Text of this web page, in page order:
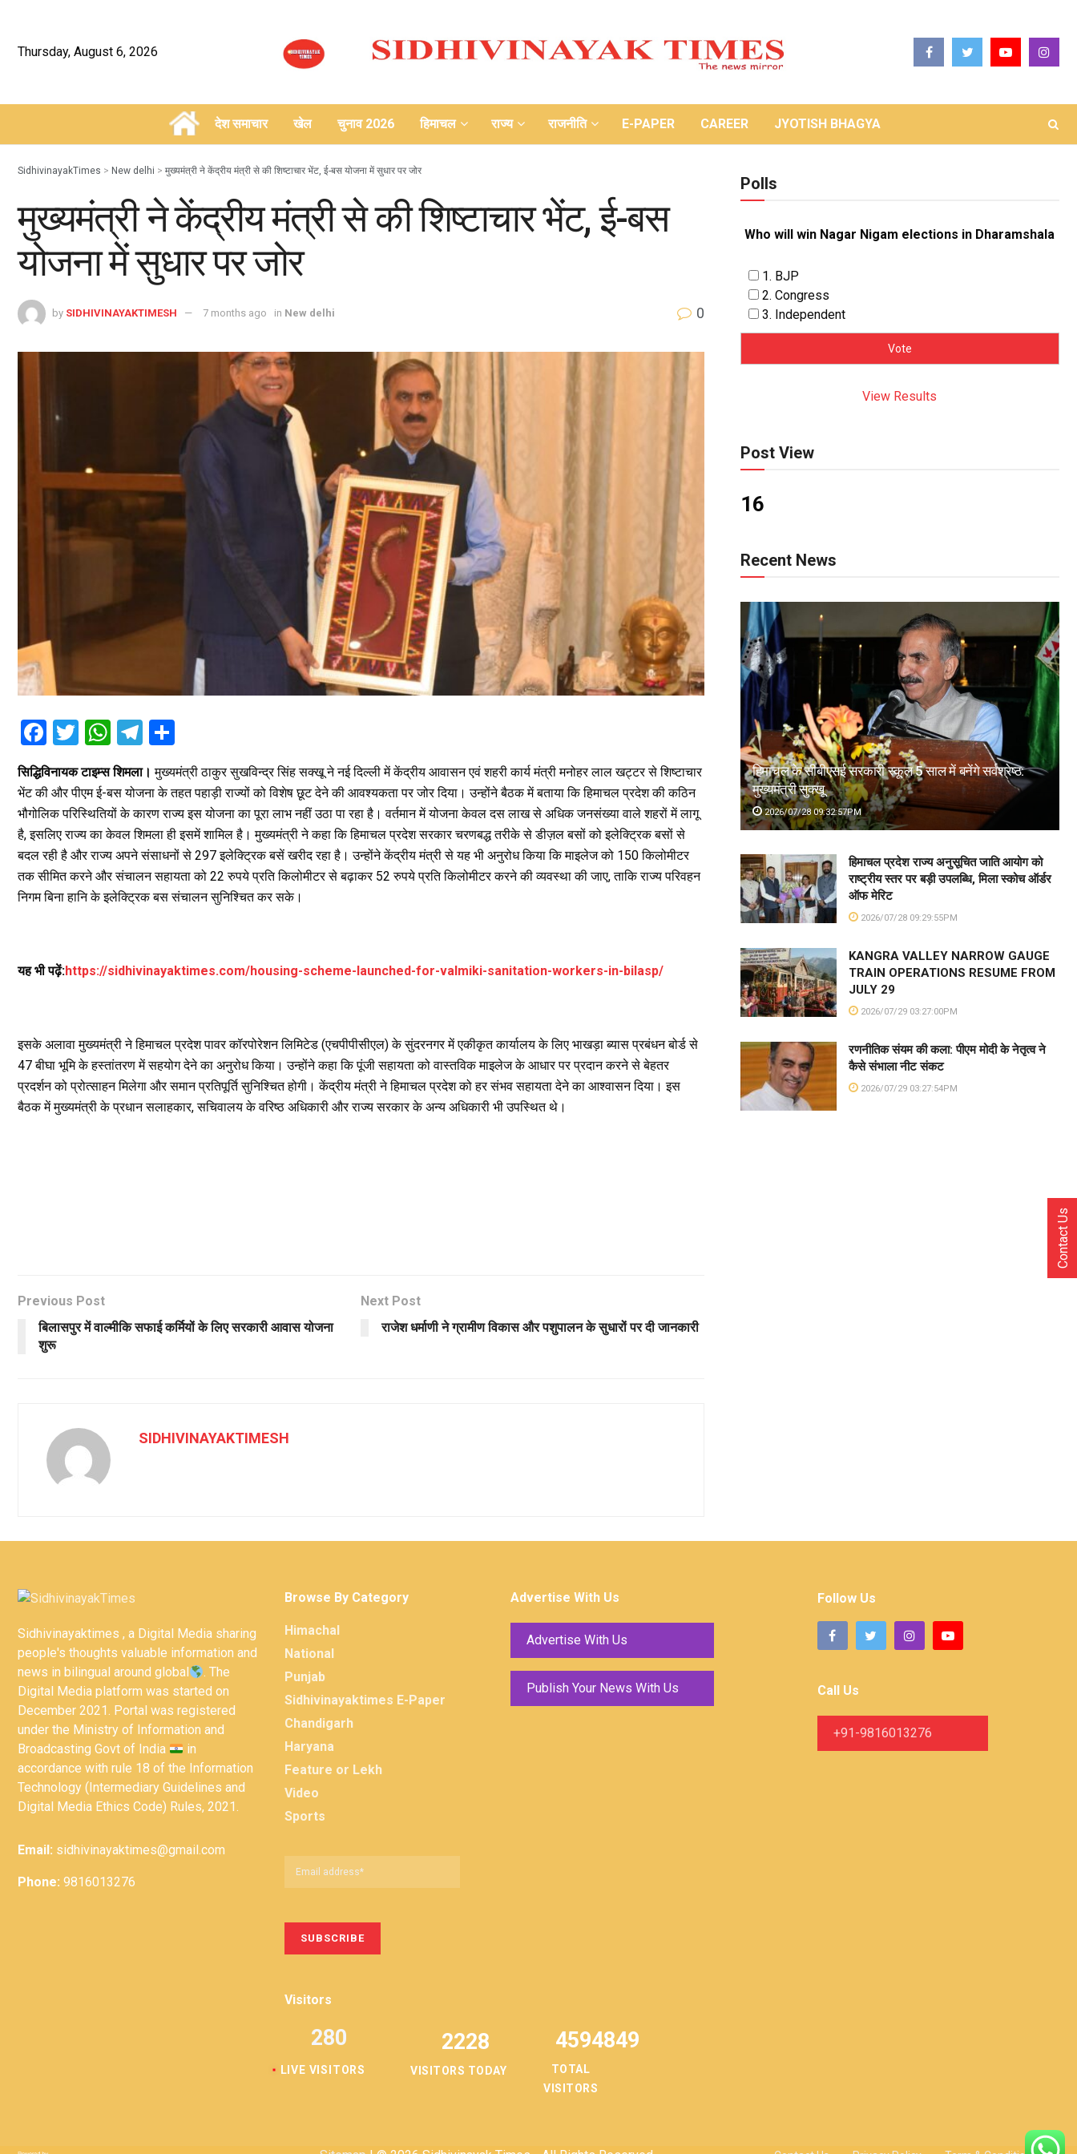
Thursday, August 6, 2026
– देश समाचार खेल चुनाव 2026 हिमाचल राज्य राजनीति E-PAPER CAREER JYOTISH BHAGYA
SidhivinayakTimes > New delhi > मुख्यमंत्री ने केंद्रीय मंत्री से की शिष्टाचार भेंट, ई-बस योजना में सुधार पर जोर
मुख्यमंत्री ने केंद्रीय मंत्री से की शिष्टाचार भेंट, ई-बस
योजना में सुधार पर जोर
by SIDHIVINAYAKTIMESH 7 months ago in New delhi 0
F
a
ce
b
o
o
k
T
tt
er
W
h
at
s
A
p
p
T
e
gr
a
m
h
ar
e
सिद्धिविनायक टाइम्स शिमला।मुख्यमंत्री ठाकुर सुखविन्द्र सिंह सक्खू ने नई दिल्ली में केंद्रीय आवासन एवं शहरी कार्य मंत्री मनोहर लाल खट्टर से शिष्टाचार
भेंट की और पीएम ई-बस योजना के तहत पहाड़ी राज्यों को विशेष छूट देने की आवश्यकता पर जोर दिया। उन्होंने बैठक में बताया कि हिमाचल प्रदेश की कठिन
भौगोलिक परिस्थितियों के कारण राज्य इस योजना का पूरा लाभ नहीं उठा पा रहा है। वर्तमान में योजना केवल दस लाख से अधिक जनसंख्या वाले शहरों में लागू
है, इसलिए राज्य का केवल शिमला ही इसमें शामिल है। मुख्यमंत्री ने कहा कि हिमाचल प्रदेश सरकार चरणबद्ध तरीके से डीज़ल बसों को इलेक्ट्रिक बसों से
बदल रही है और राज्य अपने संसाधनों से 297 इलेक्ट्रिक बसें खरीद रहा है। उन्होंने केंद्रीय मंत्री से यह भी अनुरोध किया कि माइलेज को 150 किलोमीटर
तक सीमित करने और संचालन सहायता को 22 रुपये प्रति किलोमीटर से बढ़ाकर 52 रुपये प्रति किलोमीटर करने की व्यवस्था की जाए, ताकि राज्य परिवहन
निगम बिना हानि के इलेक्ट्रिक बस संचालन सुनिश्चित कर सके।
यह भी पढ़ें:https://sidhivinayaktimes.com/housing-scheme-launched-for-valmiki-sanitation-workers-in-bilasp/
इसके अलावा मुख्यमंत्री ने हिमाचल प्रदेश पावर कॉरपोरेशन लिमिटेड (एचपीपीसीएल) के सुंदरनगर में एकीकृत कार्यालय के लिए भाखड़ा ब्यास प्रबंधन बोर्ड से
47 बीघा भूमि के हस्तांतरण में सहयोग देने का अनुरोध किया। उन्होंने कहा कि पूंजी सहायता को वास्तविक माइलेज के आधार पर प्रदान करने से बेहतर
प्रदर्शन को प्रोत्साहन मिलेगा और समान प्रतिपूर्ति सुनिश्चित होगी। केंद्रीय मंत्री ने हिमाचल प्रदेश को हर संभव सहायता देने का आश्वासन दिया। इस
बैठक में मुख्यमंत्री के प्रधान सलाहकार, सचिवालय के वरिष्ठ अधिकारी और राज्य सरकार के अन्य अधिकारी भी उपस्थित थे।
Previous Post
बिलासपुर में वाल्मीकि सफाई कर्मियों के लिए सरकारी आवास योजना
शुरू
Next Post
राजेश धर्माणी ने ग्रामीण विकास और पशुपालन के सुधारों पर दी जानकारी
SIDHIVINAYAKTIMESH
Polls
Who will win Nagar Nigam elections in Dharamshala
1. BJP
2. Congress
3. Independent
View Results
Post View
16
Recent News
हिमाचल के सीबीएसई सरकारी स्कूल 5 साल में बनेंगे सर्वश्रेष्ठ:
मुख्यमंत्री सुक्खू
2026/07/28 09:32:57PM
हिमाचल प्रदेश राज्य अनुसूचित जाति आयोग को
राष्ट्रीय स्तर पर बड़ी उपलब्धि, मिला स्कोच ऑर्डर
ऑफ मेरिट
2026/07/28 09:29:55PM
KANGRA VALLEY NARROW GAUGE
TRAIN OPERATIONS RESUME FROM
JULY 29
2026/07/29 03:27:00PM
रणनीतिक संयम की कला: पीएम मोदी के नेतृत्व ने
कैसे संभाला नीट संकट
2026/07/29 03:27:54PM
Sidhivinayaktimes , a Digital Media sharing
people's thoughts valuable information and
news in bilingual around global
. The
Digital Media platform was started on
December 2021. Portal was registered
under the Ministry of Information and
Broadcasting Govt of India
in
accordance with rule 18 of the Information
Technology (Intermediary Guidelines and
Digital Media Ethics Code) Rules, 2021.
Email: sidhivinayaktimes@gmail.com
Phone: 9816013276
Browse By Category
Himachal
National
Punjab
Sidhivinayaktimes E-Paper
Chandigarh
Haryana
Feature or Lekh
Video
Sports
Visitors
LIVE VISITORS
280 2228
VISITORS TODAY
4594849
TOTAL
VISITORS
Advertise With Us
Advertise With Us
Publish Your News With Us
Follow Us
Call Us
+91-9816013276
Contact Us